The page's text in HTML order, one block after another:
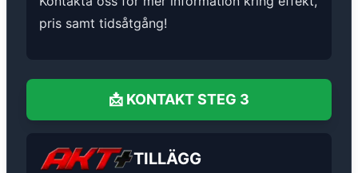
pris samt tidsåtgång!
📩 KONTAKTSTEG 3
TILLÄGG